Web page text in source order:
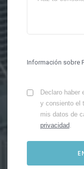
Información sobre
Declaro haber
y consiento el
mis datos de
privacidad.